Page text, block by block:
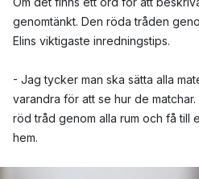
genomtänkt. Den röda tråden
Elins viktigaste inredningstips.
- Jag tycker man ska sätta alla
varandra för att se hur de
röd tråd genom alla rum och få till
hem.